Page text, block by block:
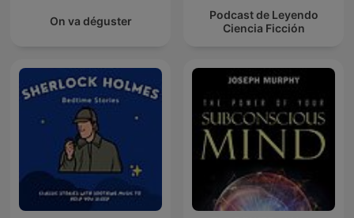
On va déguster
Podcast de Leyendo
Ciencia Ficción